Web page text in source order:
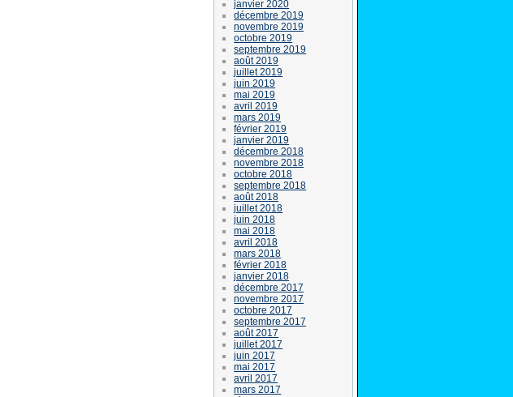
janvier 2020
décembre 2019
novembre 2019
octobre 2019
septembre 2019
août 2019
juillet 2019
juin 2019
mai 2019
avril 2019
mars 2019
février 2019
janvier 2019
décembre 2018
novembre 2018
octobre 2018
septembre 2018
août 2018
juillet 2018
juin 2018
mai 2018
avril 2018
mars 2018
février 2018
janvier 2018
décembre 2017
novembre 2017
octobre 2017
septembre 2017
août 2017
juillet 2017
juin 2017
mai 2017
avril 2017
mars 2017